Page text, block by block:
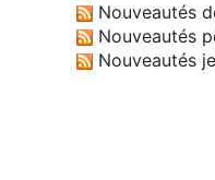
Nouveautés
Nouveautés
Nouveautés